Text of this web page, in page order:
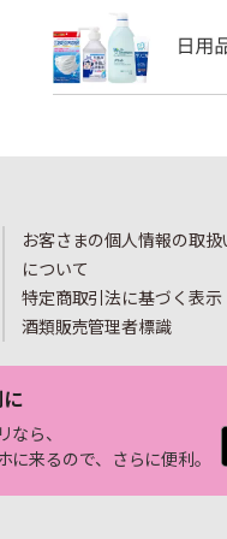
お客さまの個人情報の取扱
について
特定商取引法に基づく表示
酒類販売管理者標識
なら、
に来るので、さらに便利。